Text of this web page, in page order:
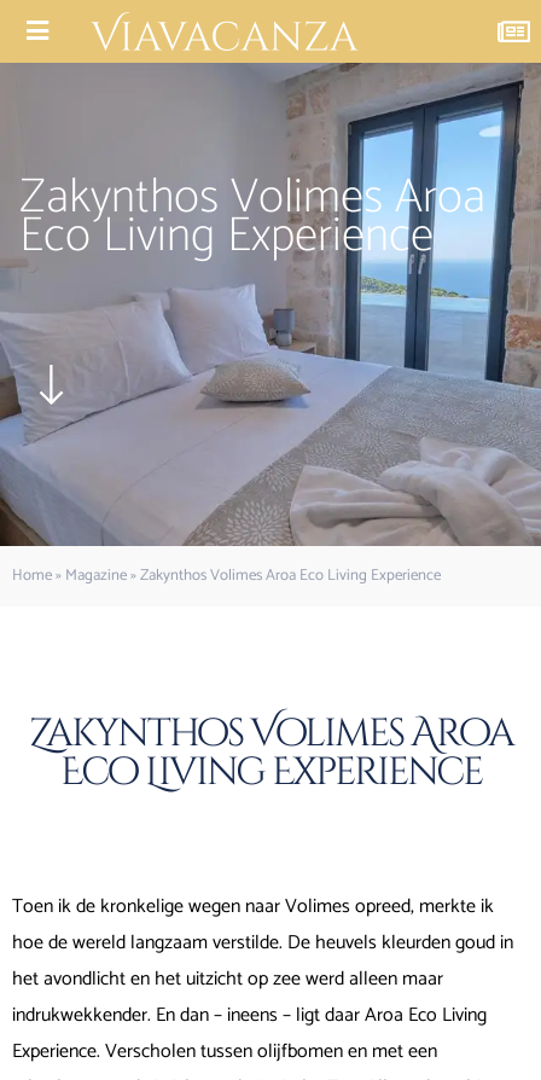
Zakynthos Volimes Aroa
Eco Living Experience
Home»Magazine»Zakynthos Volimes Aroa Eco Living Experience
Zakynthos Volimes Aroa
Eco Living Experience
Toen ik de kronkelige wegen naar Volimes opreed, merkte ik
hoe de wereld langzaam verstilde. De heuvels kleurden goud in
het avondlicht en het uitzicht op zee werd alleen maar
indrukwekkender. En dan – ineens – ligt daar Aroa Eco Living
Experience. Verscholen tussen olijfbomen en met een